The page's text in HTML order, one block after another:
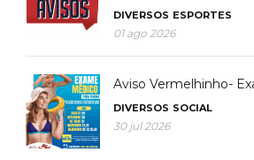
DIVERSOS ESPORTES
01 ago 2026
Aviso Vermelhinho-
DIVERSOS SOCIAL
30 jul 2026